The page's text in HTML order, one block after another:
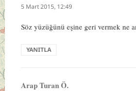
ki:
5 Mart 2015, 12:49
Söz yüzüğünü eşine geri vermek ne
YANITLA
Arap Turan Ö.